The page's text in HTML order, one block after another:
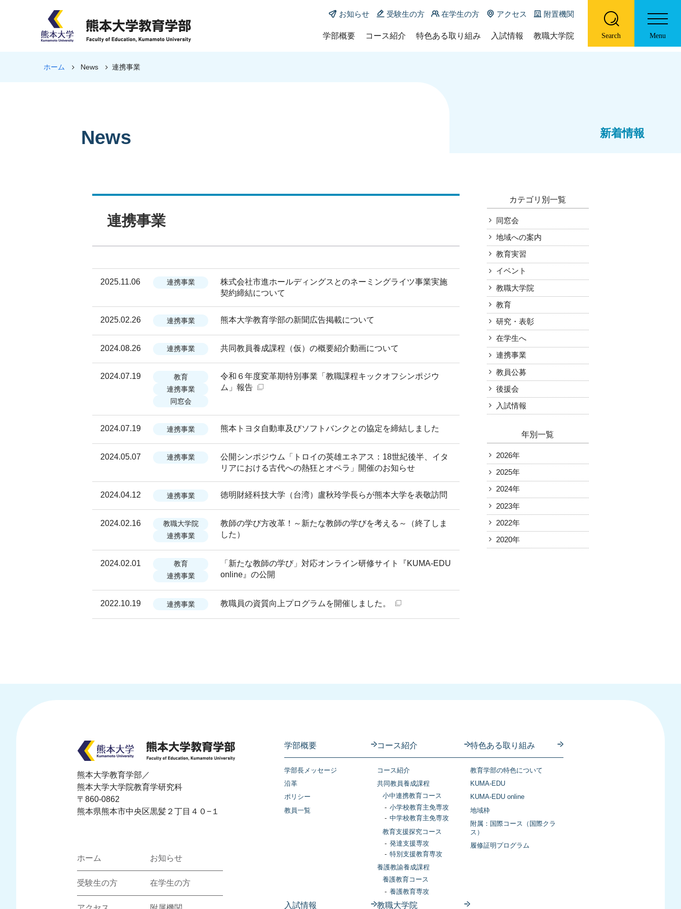
お知らせ 受験生の方 在学生の方 アクセス 附置機関
学部概要 コース紹介 特色ある取り組み 入試情報 教職大学院
履修証明プログラム
Search
ホーム News 連携事業
News 新着情報
連携事業
2025.11.06 連携事業
株式会社市進ホールディングスとのネーミングライツ事業実施
契約締結について
2025.02.26 連携事業 熊本大学教育学部の新聞広告掲載について
2024.08.26 連携事業 共同教員養成課程（仮）の概要紹介動画について
2024.07.19
教育
連携事業
同窓会
令和６年度変革期特別事業「教職課程キックオフシンポジウ
ム」報告
2024.07.19 連携事業 熊本トヨタ自動車及びソフトバンクとの協定を締結しました
2024.05.07 連携事業
公開シンポジウム「トロイの英雄エネアス：18世紀後半、イタ
リアにおける古代への熱狂とオペラ」開催のお知らせ
2024.04.12 連携事業 徳明財経科技大学（台湾）盧秋玲学長らが熊本大学を表敬訪問
2024.02.16
教職大学院
連携事業
教師の学び方改革！～新たな教師の学びを考える～（終了しま
した）
2024.02.01
教育
連携事業
「新たな教師の学び」対応オンライン研修サイト『KUMA-EDU
online』の公開
2022.10.19 連携事業 教職員の資質向上プログラムを開催しました。
カテゴリ別一覧
同窓会
地域への案内
教育実習
イベント
教職大学院
教育
研究・表彰
在学生へ
連携事業
教員公募
後援会
入試情報
年別一覧
2026年
2025年
2024年
2023年
2022年
2020年
熊本大学教育学部／
熊本大学大学院教育学研究科
〒860-0862
熊本県熊本市中央区黒髪２丁目４０−１
ホーム お知らせ
受験生の方 在学生の方
学部概要
学部長メッセージ
沿革
ポリシー
教員一覧
コース紹介
コース紹介
共同教員養成課程
小中連携教育コース
小学校教育主免専攻
中学校教育主免専攻
教育支援探究コース
発達支援専攻
特別支援教育専攻
養護教諭養成課程
養護教育コース
養護教育専攻
特色ある取り組み
教育学部の特色について
KUMA-EDU
KUMA-EDU online
地域枠
附属：国際コース（国際クラ
ス）
履修証明プログラム
入試情報 教職大学院
Menu
コース紹介
お知らせ
受験生の方
在学生の方
附属機関